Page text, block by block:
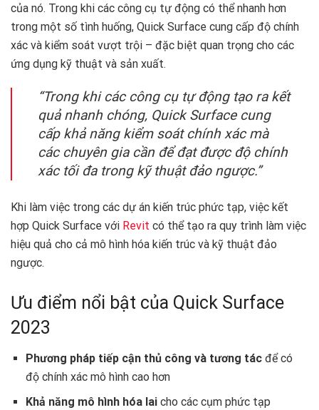
của nó. Trong khi các công cụ tự động có thể nhanh hơn
trong một số tình huống, Quick Surface cung cấp độ chính
xác và kiểm soát vượt trội – đặc biệt quan trọng cho các
ứng dụng kỹ thuật và sản xuất.
“Trong khi các công cụ tự động tạo ra kết
quả nhanh chóng, Quick Surface cung
cấp khả năng kiểm soát chính xác mà
các chuyên gia cần để đạt được độ chính
xác tối đa trong kỹ thuật đảo ngược.”
Khi làm việc trong các dự án kiến trúc phức tạp, việc kết
hợp Quick Surface với Revit có thể tạo ra quy trình làm việc
hiệu quả cho cả mô hình hóa kiến trúc và kỹ thuật đảo
ngược.
Ưu điểm nổi bật của Quick Surface
2023
Phương pháp tiếp cận thủ công và tương tácđể có
độ chính xác mô hình cao hơn
Khả năng mô hình hóa laicho các cụm phức tạp